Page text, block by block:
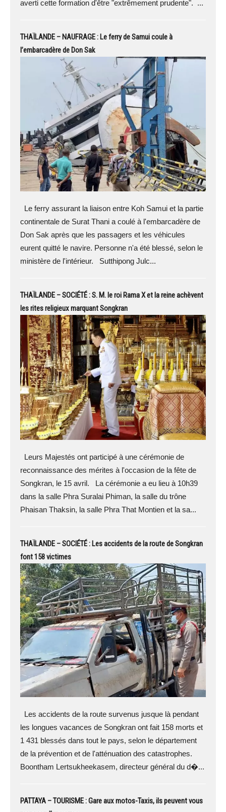
averti cette formation d'être "extrêmement prudente". ...
THAÏLANDE – NAUFRAGE : Le ferry de Samui coule à
l’embarcadère de Don Sak
Le ferry assurant la liaison entre Koh Samui et la partie
continentale de Surat Thani a coulé à l'embarcadère de
Don Sak après que les passagers et les véhicules
eurent quitté le navire. Personne n'a été blessé, selon le
ministère de l'intérieur. Sutthipong Julc...
THAÏLANDE – SOCIÉTÉ : S. M. le roi Rama X et la reine achèvent
les rites religieux marquant Songkran
Leurs Majestés ont participé à une cérémonie de
reconnaissance des mérites à l'occasion de la fête de
Songkran, le 15 avril. La cérémonie a eu lieu à 10h39
dans la salle Phra Suralai Phiman, la salle du trône
Phaisan Thaksin, la salle Phra That Montien et la sa...
THAÏLANDE – SOCIÉTÉ : Les accidents de la route de Songkran
font 158 victimes
Les accidents de la route survenus jusque là pendant
les longues vacances de Songkran ont fait 158 morts et
1 431 blessés dans tout le pays, selon le département
de la prévention et de l'atténuation des catastrophes.
Boontham Lertsukheekasem, directeur général du d�...
PATTAYA – TOURISME : Gare aux motos-Taxis, ils peuvent vous